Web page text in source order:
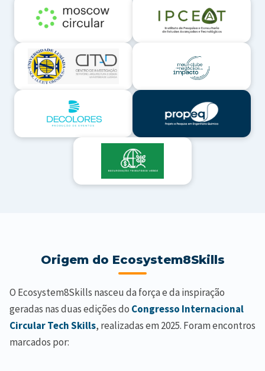
Origem do Ecosystem8Skills
O Ecosystem8Skills nasceu da força e da inspiração
geradas nas duas edições do Congresso Internacional
Circular Tech Skills, realizadas em 2025. Foram encontros
marcados por: